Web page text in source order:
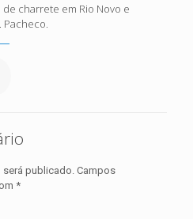
de charrete em Rio Novo e
Pacheco.
publicado. Campos
*